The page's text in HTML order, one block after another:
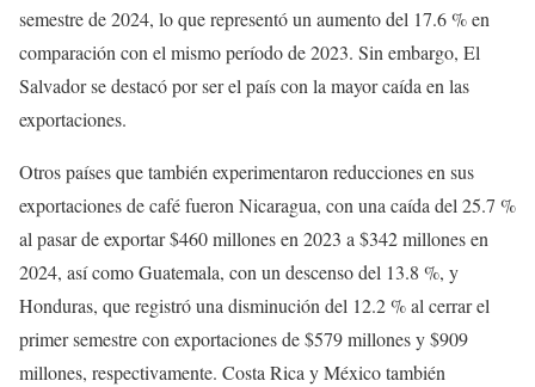
semestre de 2024, lo que representó un aumento del 17.6 % en
comparación con el mismo período de 2023. Sin embargo, El
Salvador se destacó por ser el país con la mayor caída en las
exportaciones.
Otros países que también experimentaron reducciones en sus
exportaciones de café fueron Nicaragua, con una caída del 25.7 %
al pasar de exportar $460 millones en 2023 a $342 millones en
2024, así como Guatemala, con un descenso del 13.8 %, y
Honduras, que registró una disminución del 12.2 % al cerrar el
primer semestre con exportaciones de $579 millones y $909
millones, respectivamente. Costa Rica y México también